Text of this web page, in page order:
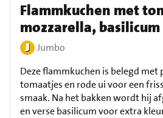
Flammkuchen met
mozzarella, basilicum
Jumbo
Deze flammkuchen is belegd met
tomaatjes en rode ui voor een
smaak. Na het bakken wordt hij
en verse basilicum voor extra